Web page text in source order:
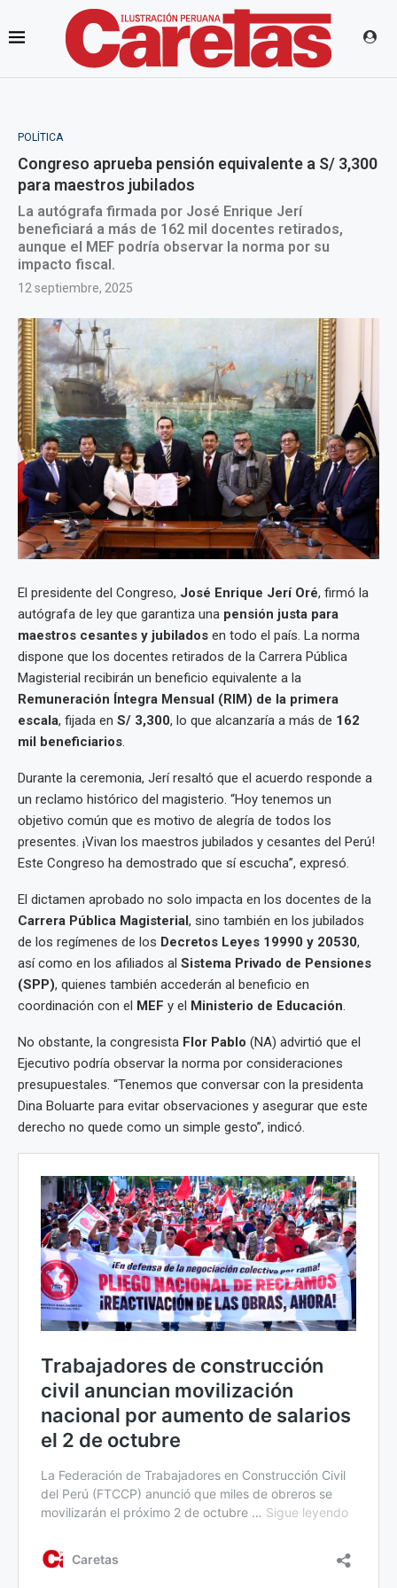
POLÍTICA
Congreso aprueba pensión equivalente a S/ 3,300
para maestros jubilados
La autógrafa firmada por José Enrique Jerí
beneficiará a más de 162 mil docentes retirados,
aunque el MEF podría observar la norma por su
impacto fiscal.
12 septiembre, 2025
El presidente del Congreso, José Enrique Jerí Oré, firmó la
autógrafa de ley que garantiza una pensión justa para
maestros cesantes y jubilados en todo el país. La norma
dispone que los docentes retirados de la Carrera Pública
Magisterial recibirán un beneficio equivalente a la
Remuneración Íntegra Mensual (RIM) de la primera
escala, fijada en S/ 3,300, lo que alcanzaría a más de 162
mil beneficiarios.
Durante la ceremonia, Jerí resaltó que el acuerdo responde a
un reclamo histórico del magisterio. “Hoy tenemos un
objetivo común que es motivo de alegría de todos los
presentes. ¡Vivan los maestros jubilados y cesantes del Perú!
Este Congreso ha demostrado que sí escucha”, expresó.
El dictamen aprobado no solo impacta en los docentes de la
Carrera Pública Magisterial, sino también en los jubilados
de los regímenes de los Decretos Leyes 19990 y 20530,
así como en los afiliados al Sistema Privado de Pensiones
(SPP), quienes también accederán al beneficio en
coordinación con el MEF y el Ministerio de Educación.
No obstante, la congresista Flor Pablo (NA) advirtió que el
Ejecutivo podría observar la norma por consideraciones
presupuestales. “Tenemos que conversar con la presidenta
Dina Boluarte para evitar observaciones y asegurar que este
derecho no quede como un simple gesto”, indicó.